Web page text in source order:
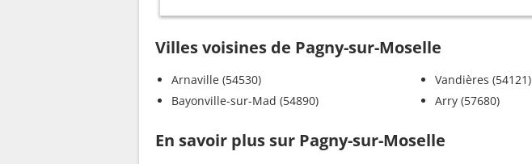
Villes voisines de Pagny-sur-Moselle
Arnaville (54530)
Bayonville-sur-Mad (54890)
Vandières (54121)
Arry (57680)
En savoir plus sur Pagny-sur-Moselle